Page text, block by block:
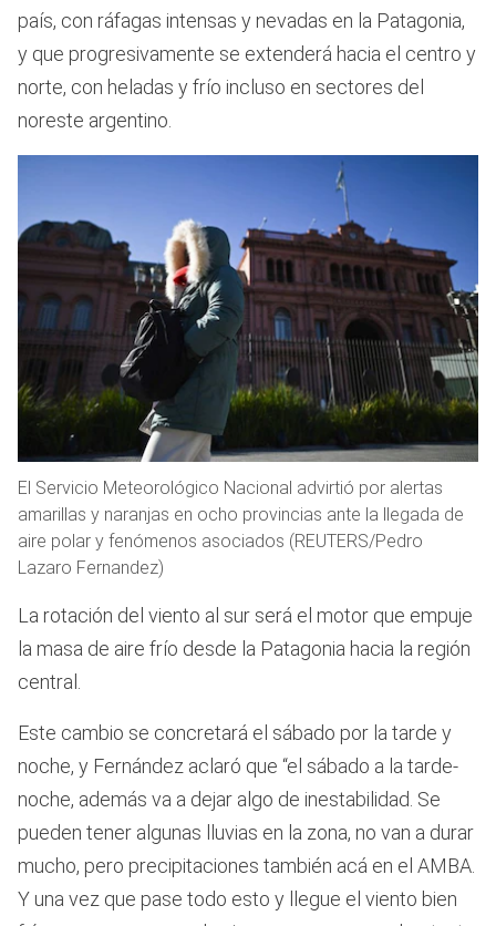
país, con ráfagas intensas y nevadas en la Patagonia,
y que progresivamente se extenderá hacia el centro y
norte, con heladas y frío incluso en sectores del
noreste argentino.
El Servicio Meteorológico Nacional advirtió por alertas
amarillas y naranjas en ocho provincias ante la llegada de
aire polar y fenómenos asociados (REUTERS/Pedro
Lazaro Fernandez)
La rotación del viento al sur será el motor que empuje
la masa de aire frío desde la Patagonia hacia la región
central.
Este cambio se concretará el sábado por la tarde y
noche, y Fernández aclaró que “el sábado a la tarde-
noche, además va a dejar algo de inestabilidad. Se
pueden tener algunas lluvias en la zona, no van a durar
mucho, pero precipitaciones también acá en el AMBA.
Y una vez que pase todo esto y llegue el viento bien